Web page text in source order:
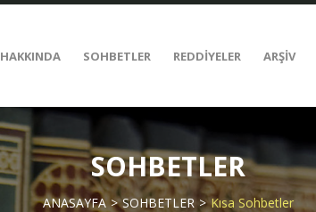
HAKKINDA SOHBETLER REDDİYELER ARŞİV
SOHBETLER
ANASAYFA SOHBETLER Kısa Sohbetler